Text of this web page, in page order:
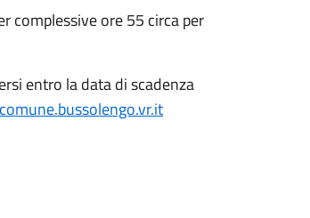
complessive ore 55 circa per
entro la data di scadenza